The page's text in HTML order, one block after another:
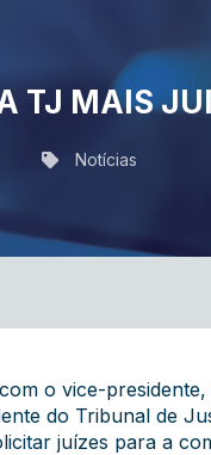
TJ MAIS
Notícias
o vice-
do Tribunal de
juízes para a